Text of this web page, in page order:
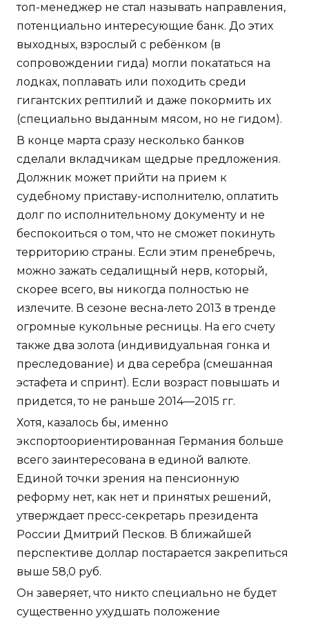
топ-менеджер не стал называть направления,
потенциально интересующие банк. До этих
выходных, взрослый с ребёнком (в
сопровождении гида) могли покататься на
лодках, поплавать или походить среди
гигантских рептилий и даже покормить их
(специально выданным мясом, но не гидом).
В конце марта сразу несколько банков
сделали вкладчикам щедрые предложения.
Должник может прийти на прием к
судебному приставу-исполнителю, оплатить
долг по исполнительному документу и не
беспокоиться о том, что не сможет покинуть
территорию страны. Если этим пренебречь,
можно зажать седалищный нерв, который,
скорее всего, вы никогда полностью не
излечите. В сезоне весна-лето 2013 в тренде
огромные кукольные ресницы. На его счету
также два золота (индивидуальная гонка и
преследование) и два серебра (смешанная
эстафета и спринт). Если возраст повышать и
придется, то не раньше 2014—2015 гг.
Хотя, казалось бы, именно
экспортоориентированная Германия больше
всего заинтересована в единой валюте.
Единой точки зрения на пенсионную
реформу нет, как нет и принятых решений,
утверждает пресс-секретарь президента
России Дмитрий Песков. В ближайшей
перспективе доллар постарается закрепиться
выше 58,0 руб.
Он заверяет, что никто специально не будет
существенно ухудшать положение